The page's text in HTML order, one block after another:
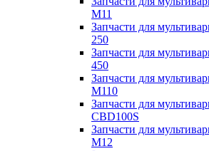
M11
Запчасти для
250
Запчасти для
450
Запчасти для
M110
Запчасти для
CBD100S
Запчасти для
M12